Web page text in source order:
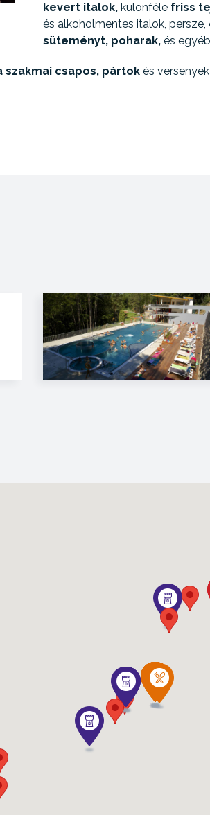
kevert italok, különféle friss
és alkoholmentes italok, persze,
süteményt, poharak, és
szakmai csapos, pártok és versenyek